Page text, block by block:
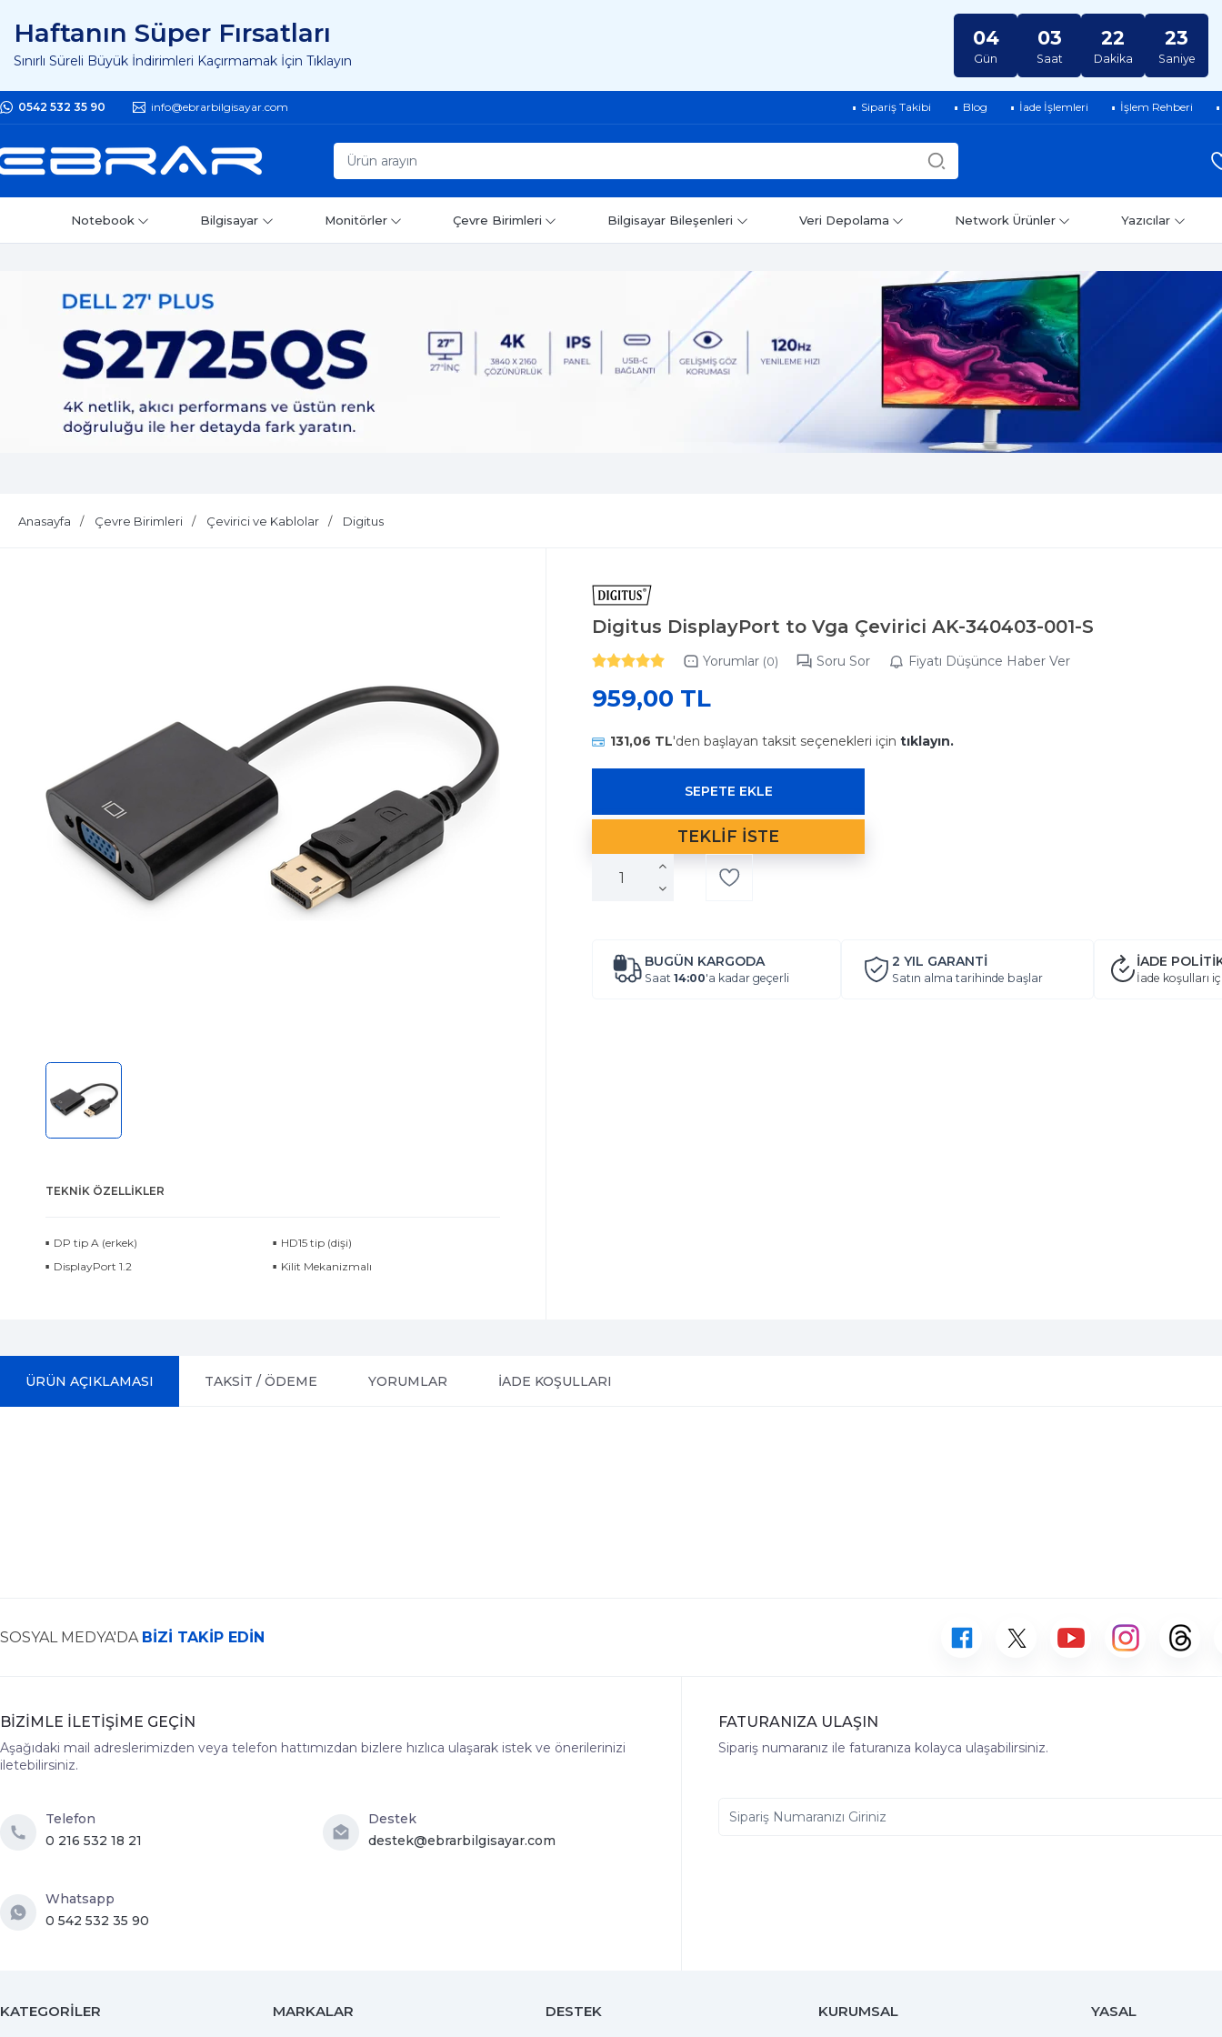
Haftanın Süper Fırsatları
Sınırlı Süreli Büyük İndirimleri Kaçırmamak İçin Tıklayın
04
Gün
03
Saat
22
Dakika
22
Saniye
0542 532 35 90 info@ebrarbilgisayar.com Sipariş Takibi Blog İade İşlemleri İşlem Rehberi
Notebook Bilgisayar Monitörler Çevre Birimleri Bilgisayar Bileşenleri Veri Depolama Network Ürünler Yazıcılar
Anasayfa Çevre Birimleri Çevirici ve Kablolar Digitus
TEKNIK ÖZELLIKLER
DP tip A (erkek)
HD15 tip (dişi)
DisplayPort 1.2
Kilit Mekanizmalı
Digitus DisplayPort to Vga Çevirici AK-340403-001-S
Yorumlar (0) Soru Sor Fiyatı Düşünce Haber Ver
959,00 TL
131,06 TL'den başlayan taksit seçenekleri için tıklayın.
BUGÜN KARGODA
Saat 14:00'a kadar geçerli
2 YIL GARANTİ
Satın alma tarihinde başlar
İADE
İade koşulları
ÜRÜN AÇIKLAMASI TAKSİT / ÖDEME YORUMLAR İADE KOŞULLARI
SOSYAL MEDYA'DA BİZİ TAKİP EDİN
BİZİMLE İLETİŞİME GEÇİN
Aşağıdaki mail adreslerimizden veya telefon hattımızdan bizlere hızlıca ulaşarak istek ve önerilerinizi
iletebilirsiniz.
Telefon
0 216 532 18 21
Destek
destek@ebrarbilgisayar.com
Whatsapp
0 542 532 35 90
FATURANIZA ULAŞIN
Sipariş numaranız ile faturanıza kolayca ulaşabilirsiniz.
KATEGORİLER MARKALAR DESTEK KURUMSAL YASAL